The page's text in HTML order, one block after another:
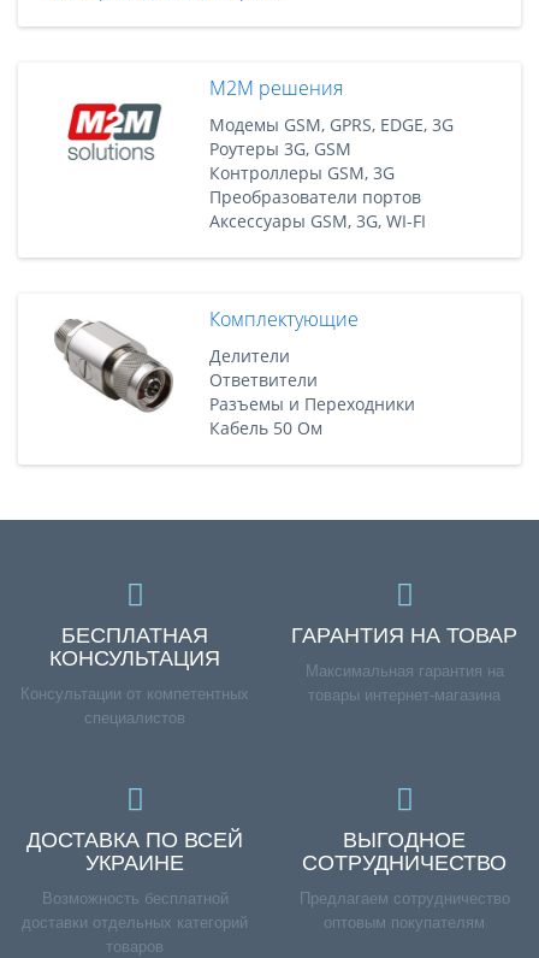
M2M решения
Модемы GSM, GPRS, EDGE, 3G
Роутеры 3G, GSM
Контроллеры GSM, 3G
Преобразователи портов
Аксессуары GSM, 3G, WI-FI
Комплектующие
Делители
Ответвители
Разъемы и Переходники
Кабель 50 Ом
БЕСПЛАТНАЯ
КОНСУЛЬТАЦИЯ
Консультации от компетентных
специалистов
ГАРАНТИЯ НА ТОВАР
Максимальная гарантия на
товары интернет-магазина
ДОСТАВКА ПО ВСЕЙ
УКРАИНЕ
Возможность бесплатной
доставки отдельных категорий
товаров
ВЫГОДНОЕ
СОТРУДНИЧЕСТВО
Предлагаем сотрудничество
оптовым покупателям